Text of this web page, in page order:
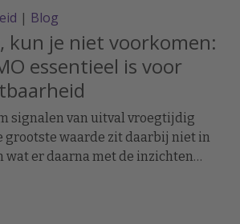
| Blog
kun je niet voorkomen:
essentieel is voor
signalen van uitval vroegtijdig
grootste waarde zit daarbij niet in
wat er daarna met de inzichten